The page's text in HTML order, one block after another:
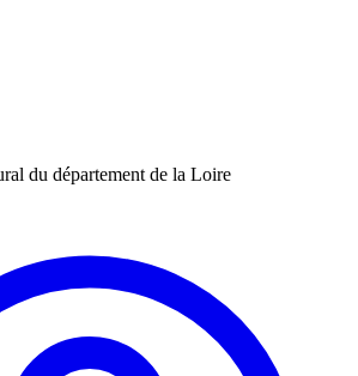
du département de la Loire